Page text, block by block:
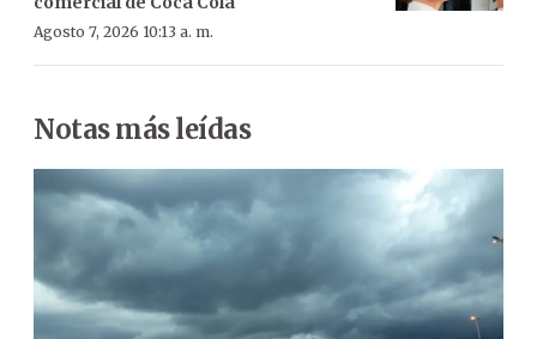
Agosto 7, 2026 10:13 a. m.
Notas más leídas